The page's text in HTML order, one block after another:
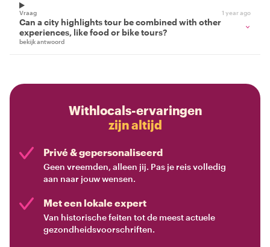
Vraag 1 year ago
Can a city highlights tour be combined with other
experiences, like food or bike tours?
bekijk antwoord
Withlocals-ervaringen
zijn altijd
Privé & gepersonaliseerd
Geen vreemden, alleen jij. Pas je reis volledig
aan naar jouw wensen.
Met een lokale expert
Van historische feiten tot de meest actuele
gezondheidsvoorschriften.